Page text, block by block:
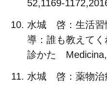
52,1169-
水城 啓：生活習
導：誰も教えて
診かた Medicina,
水城 啓：薬物治